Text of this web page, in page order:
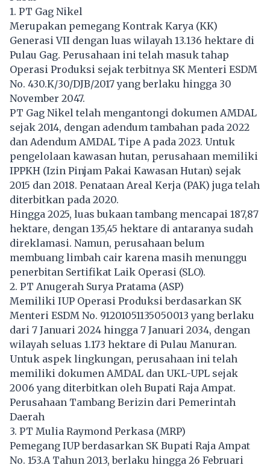
1. PT Gag Nikel
Merupakan pemegang Kontrak Karya (KK)
Generasi VII dengan luas wilayah 13.136 hektare di
Pulau Gag. Perusahaan ini telah masuk tahap
Operasi Produksi sejak terbitnya SK Menteri ESDM
No. 430.K/30/DJB/2017 yang berlaku hingga 30
November 2047.
PT Gag Nikel telah mengantongi dokumen AMDAL
sejak 2014, dengan adendum tambahan pada 2022
dan Adendum AMDAL Tipe A pada 2023. Untuk
pengelolaan kawasan hutan, perusahaan memiliki
IPPKH (Izin Pinjam Pakai Kawasan Hutan) sejak
2015 dan 2018. Penataan Areal Kerja (PAK) juga telah
diterbitkan pada 2020.
Hingga 2025, luas bukaan tambang mencapai 187,87
hektare, dengan 135,45 hektare di antaranya sudah
direklamasi. Namun, perusahaan belum
membuang limbah cair karena masih menunggu
penerbitan Sertifikat Laik Operasi (SLO).
2. PT Anugerah Surya Pratama (ASP)
Memiliki IUP Operasi Produksi berdasarkan SK
Menteri ESDM No. 91201051135050013 yang berlaku
dari 7 Januari 2024 hingga 7 Januari 2034, dengan
wilayah seluas 1.173 hektare di Pulau Manuran.
Untuk aspek lingkungan, perusahaan ini telah
memiliki dokumen AMDAL dan UKL-UPL sejak
2006 yang diterbitkan oleh Bupati Raja Ampat.
Perusahaan Tambang Berizin dari Pemerintah
Daerah
3. PT Mulia Raymond Perkasa (MRP)
Pemegang IUP berdasarkan SK Bupati Raja Ampat
No. 153.A Tahun 2013, berlaku hingga 26 Februari